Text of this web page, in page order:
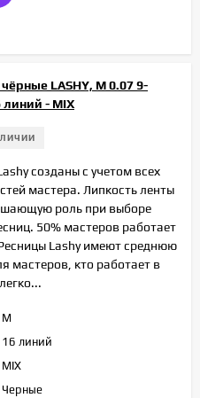
LASHY, M 0.07 9-
линий - MIX
созданы с учетом всех
мастера. Липкость ленты
роль при выборе
50% мастеров работает
Lashy имеют среднюю
мастеров, кто работает в
M
16 линий
MIX
Черные